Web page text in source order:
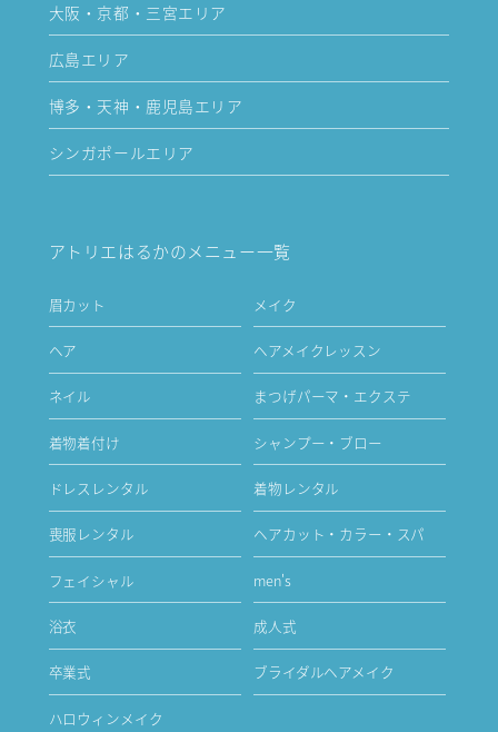
大阪・京都・三宮エリア
広島エリア
博多・天神・鹿児島エリア
シンガポールエリア
アトリエはるかのメニュー一覧
眉カット メイク
ヘア ヘアメイクレッスン
ネイル まつげパーマ・エクステ
着物着付け シャンプー・ブロー
ドレスレンタル 着物レンタル
喪服レンタル ヘアカット・カラー・スパ
フェイシャル men's
浴衣 成人式
卒業式 ブライダルヘアメイク
ハロウィンメイク